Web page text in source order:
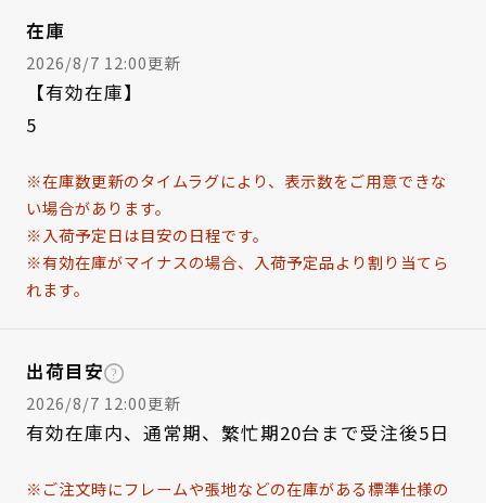
在庫
2026/8/7 12:00更新
【有効在庫】
5
※在庫数更新のタイムラグにより、表示数をご用意できな
い場合があります。
※入荷予定日は目安の日程です。
※有効在庫がマイナスの場合、入荷予定品より割り当てら
れます。
出荷目安
2026/8/7 12:00更新
有効在庫内、通常期、繁忙期20台まで受注後5日
※ご注文時にフレームや張地などの在庫がある標準仕様の